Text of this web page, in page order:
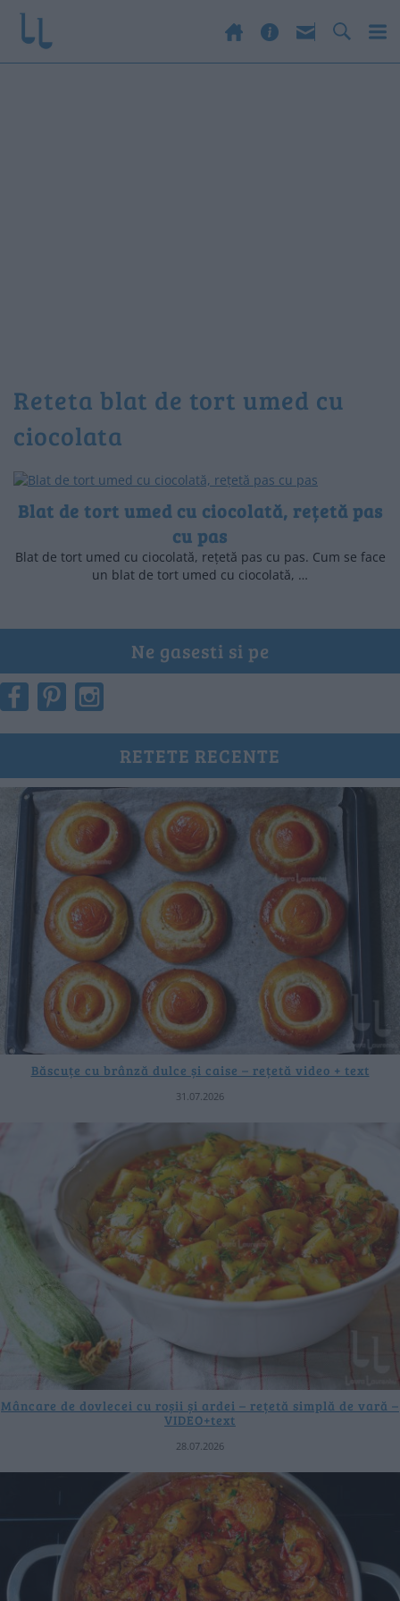
reteta blat de tort umed cu
ciocolata
Blat de tort umed cu ciocolată, rețetă pas
cu pas
Blat de tort umed cu ciocolată, rețetă pas cu pas. Cum se face
un blat de tort umed cu ciocolată, …
Ne gasesti si pe
RETETE RECENTE
Băscuțe cu brânză dulce și caise – rețetă video + text
31.07.2026
Mâncare de dovlecei cu roșii și ardei – rețetă simplă de vară –
VIDEO+text
28.07.2026